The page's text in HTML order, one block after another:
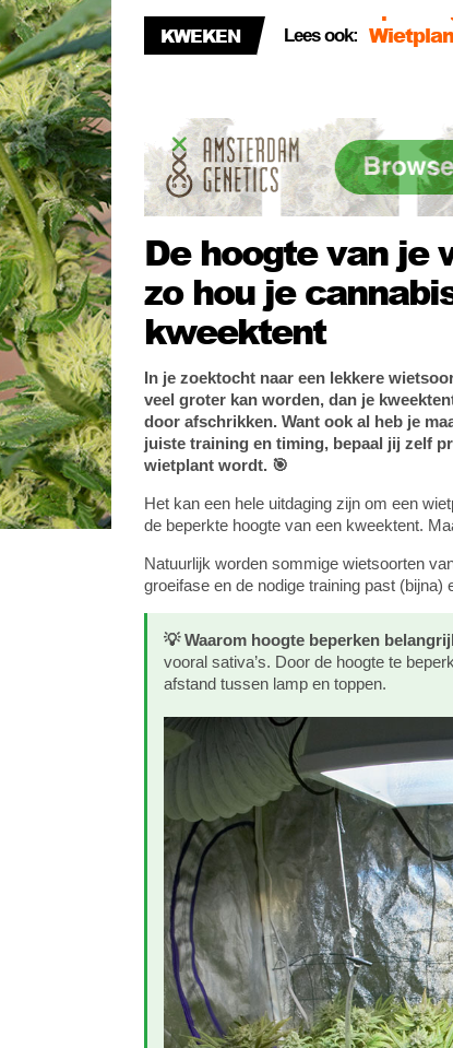
KWEKEN Lees ook: Het
De hoogte van je
zo hou je
kweektent
In je zoektocht naar een lekkere
veel groter kan worden, dan je
door afschrikken. Want ook al heb je
juiste training en timing, bepaal jij zelf
wietplant wordt. 🎯
Het kan een hele uitdaging zijn om een
de beperkte hoogte van een kweektent.
Natuurlijk worden sommige wietsoorten
groeifase en de nodige training past (bijna)
💡 Waarom hoogte beperken
vooral sativa’s. Door de hoogte te
afstand tussen lamp en toppen.